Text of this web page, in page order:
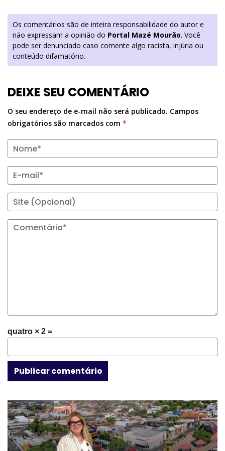
Os comentários são de inteira responsabilidade do autor e
não expressam a opinião do Portal Mazé Mourão. Você
pode ser denunciado caso comente algo racista, injúria ou
conteúdo difamatório.
DEIXE SEU COMENTÁRIO
O seu endereço de e-mail não será publicado. Campos
obrigatórios são marcados com *
quatro × 2 =